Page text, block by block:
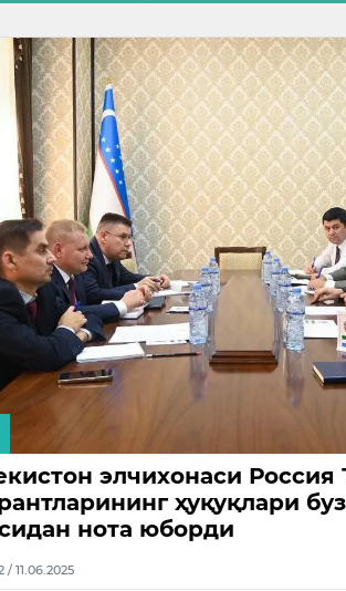
элчихонаси Россия
ҳуқуқлари
нота юборди
/ 11.06.2025